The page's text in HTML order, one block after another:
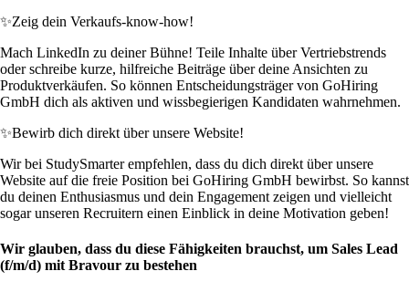
✨Zeig dein Verkaufs-know-how!
Mach LinkedIn zu deiner Bühne! Teile Inhalte über Vertriebstrends
oder schreibe kurze, hilfreiche Beiträge über deine Ansichten zu
Produktverkäufen. So können Entscheidungsträger von GoHiring
GmbH dich als aktiven und wissbegierigen Kandidaten wahrnehmen.
✨Bewirb dich direkt über unsere Website!
Wir bei StudySmarter empfehlen, dass du dich direkt über unsere
Website auf die freie Position bei GoHiring GmbH bewirbst. So kannst
du deinen Enthusiasmus und dein Engagement zeigen und vielleicht
sogar unseren Recruitern einen Einblick in deine Motivation geben!
Wir glauben, dass du diese Fähigkeiten brauchst, um Sales Lead
(f/m/d) mit Bravour zu bestehen